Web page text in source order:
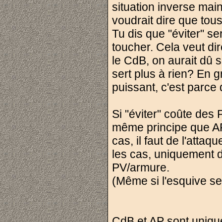
situation inverse
voudrait dire que
Tu dis que "éviter"
toucher. Cela veut
le CdB, on aurait dû
sert plus à rien? En
puissant, c'est parce
Si "éviter" coûte des
même principe que
cas, il faut de
les cas, uniquement
PV/armure.
(Même si l'esquive